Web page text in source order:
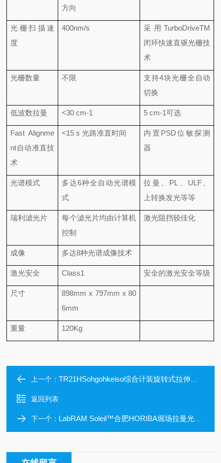
方向
光栅扫描速
度
400nm/s
采用TurboDriveTM
闭环快速直驱光栅技
术
光栅数量 不限
支持4块光栅全自动
切换
低波数拉曼 <30 cm-1 5 cm-1可选
Fast Alignme
nt自动准直技
术
<15 s 光路准直时间
内置PSD位敏探测
器
光谱模式
多达6种全自动光谱模
式
拉曼、PL、ULF、
上转换发光等等
瑞利滤光片
每个滤光片均由计算机
控制
激光阻挡较佳化
成像 多达8种光谱成像技术
激光安全 Class1 安全的激光安全等级
尺寸
898mm x 797mm x 80
6mm
重量 120Kg
上一个：TR21HSohgohkeiso综合计装旋转式拉伸型传感器
返回列表
下一个： LabRAM Soleil™合肥HORIBA堀场拉曼光谱仪